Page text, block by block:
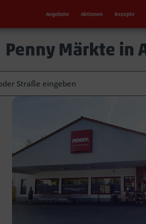
Angebote Aktionen Rezepte
Penny Märkte in